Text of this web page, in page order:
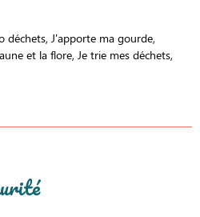
déchets J'apporte ma gourde
et la flore Je trie mes déchets